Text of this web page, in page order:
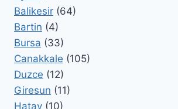
Balikesir (64)
Bartin (4)
Bursa (33)
Canakkale (105)
Duzce (12)
Giresun (11)
Hatay (10)